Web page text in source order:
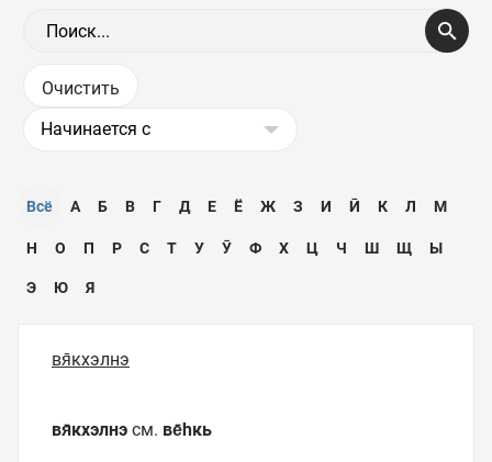
Всё А Б В Г Д Е Ё Ж З И Ӣ К Л М
Н О П Р С Т У Ӯ Ф Х Ц Ч Ш Щ Ы
Э Ю Я
вя̄кхэлнэ
вя̄кхэлнэ см. ве̄һкь